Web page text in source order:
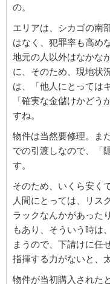
の。
エリアは、シカゴの南
はなく、犯罪率も高め
地元の人以外はなかな
に、そのため、現地状
は、「他人にとっては
「確実な金儲けかど
すね。
物件は当然要修理。ま
での引渡しなので、「
す。
そのため、いくら安く
人間にとっては、リス
ラックなんかがあった
もあり、そういう時は
まうので、下請けに任
指揮する力がないと、
物件が当初購入された